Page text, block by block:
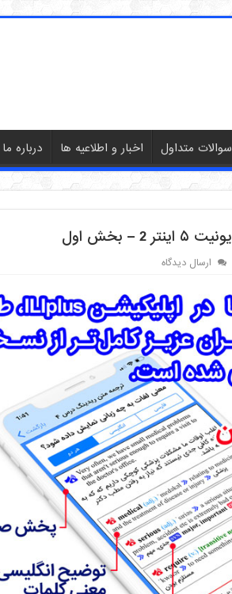
سوالات متداول اخبار و اطلاعیه ها درباره ما
ارسال دیدگاه